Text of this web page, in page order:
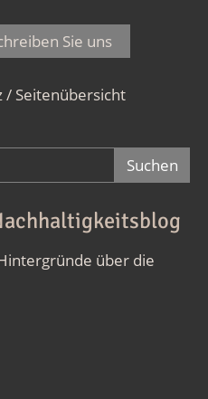
Sie uns
/ Seitenübersicht
über die